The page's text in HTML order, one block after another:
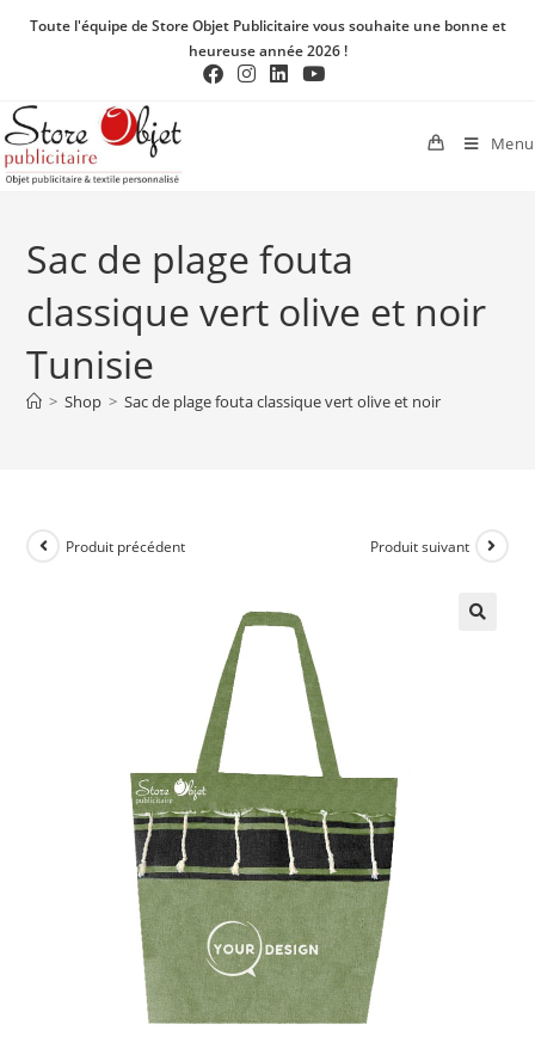
Toute l'équipe de Store Objet Publicitaire vous souhaite une bonne et
heureuse année 2026 !
Menu
Sac de plage fouta
classique vert olive et noir
Tunisie
> Shop > Sac de plage fouta classique vert olive et noir
Produit précédent Produit suivant